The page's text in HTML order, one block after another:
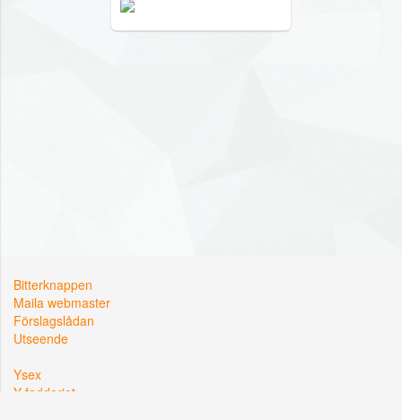
Bitterknappen
Maila webmaster
Förslagslådan
Utseende
Ysex
Y-fadderiet